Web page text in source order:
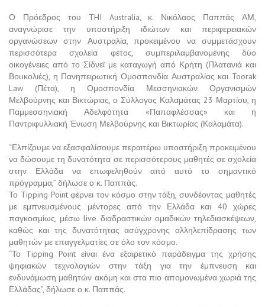
Ο Πρόεδρος του THI Australia, κ. Νικόλαος Παππάς ΑΜ,
αναγνώρισε την υποστήριξη ιδιώτων και περιφερειακών
οργανώσεων στην Αυστραλία, προκειμένου να συμμετάσχουν
περισσότερα σχολεία φέτος, συμπεριλαμβανομένης δύο
οικογένειες από το Σίδνεϊ με καταγωγή από Κρήτη (Πλατανιά και
Βουκολιές), η Πανηπειρωτική Ομοσπονδία Αυστραλίας και Toorak
Law (Πέτα), η Ομοσπονδία Μεσσηνιακών Οργανισμών
Μελβούρνης και Βικτώριας, ο Σύλλογος Καλαμάτας 23 Μαρτίου, η
Παμμεσσηνιακή Αδελφότητα «Παπαφλέσσας» και η
Παντριφυλλιακή Ένωση Μελβούρνης και Βικτωρίας (Καλαμάτα).
“Ελπίζουμε να εξασφαλίσουμε περαιτέρω υποστήριξη προκειμένου
να δώσουμε τη δυνατότητα σε περισσότερους μαθητές σε σχολεία
στην Ελλάδα να επωφεληθούν από αυτό το σημαντικό
πρόγραμμα,” δήλωσε ο κ. Παππάς.
Το Tipping Point φέρνει τον κόσμο στην τάξη, συνδέοντας μαθητές
με εμπνευσμένους μέντορες από την Ελλάδα και 40 χώρες
παγκοσμίως, μέσω live διαδραστικών ομαδικών τηλεδιασκέψεων,
καθώς και της δυνατότητας ασύγχρονης αλληλεπίδρασης των
μαθητών με επαγγελματίες σε όλο τον κόσμο.
“Το Tipping Point είναι ένα εξαιρετικό παράδειγμα της χρήσης
ψηφιακών τεχνολογιών στην τάξη για την έμπνευση και
ενδυνάμωση μαθητών ακόμη και στα πιο απομονωμένα χωριά της
Ελλάδας”, δήλωσε ο κ. Παππάς.